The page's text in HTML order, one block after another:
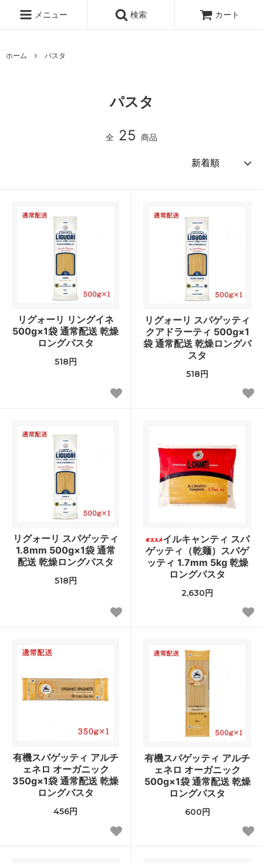
メニュー 検索 カート
ホーム パスタ
パスタ
全 25 商品
リグォーリ リングイネ
500g×1袋 通常配送 乾燥
ロングパスタ
518円
リグォーリ スパゲッティ
クアドラーティ 500g×1
袋 通常配送 乾燥ロングパ
スタ
518円
リグォーリ スパゲッティ
1.8mm 500g×1袋 通常
配送 乾燥ロングパスタ
518円
イルキャンティ スパ
ゲッティ（乾麺）スパゲ
ッティ 1.7mm 5kg 乾燥
ロングパスタ
2,630円
有機スパゲッティ アルチ
ェネロ オーガニック
350g×1袋 通常配送 乾燥
ロングパスタ
456円
有機スパゲッティ アルチ
ェネロ オーガニック
500g×1袋 通常配送 乾燥
ロングパスタ
600円